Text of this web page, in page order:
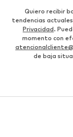
Quiero recibir
tendencias
Privacidad.
momento con
de baja